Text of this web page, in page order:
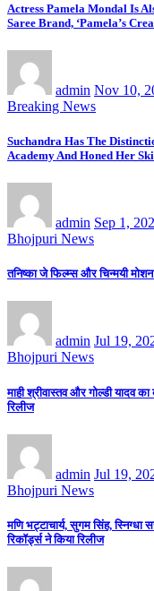
Actress Pamela Mondal Is
Saree Brand, ‘Pamela’s
admin Nov 10,
Breaking News
Suchandra Has The
Academy And Honed Her
admin Sep 1,
Bhojpuri News
तनिष्का जे फिल्म्स और चिन्मयी
admin Jul 19,
Bhojpuri News
माही श्रीवास्तव और गोल्डी यादव का
रिलीज
admin Jul 19,
Bhojpuri News
मणि भट्टाचार्य, सुगम सिंह, स्निग्धा
रिकॉर्ड्स ने किया रिलीज